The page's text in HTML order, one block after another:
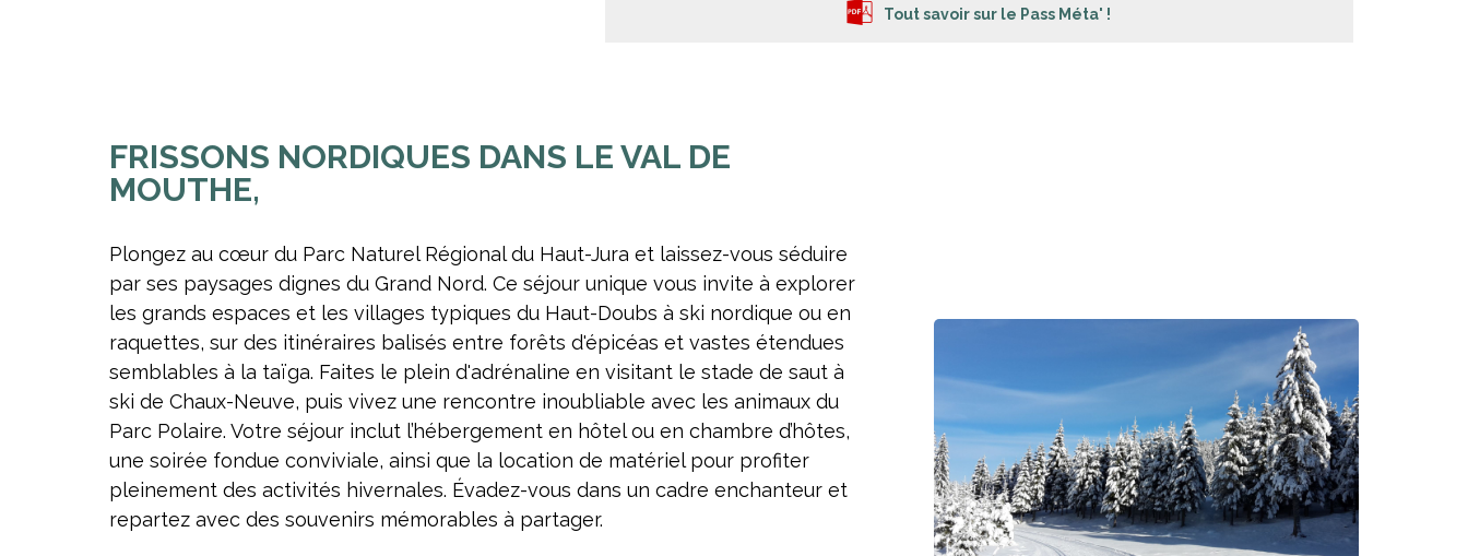
Tout savoir sur le Pass Méta' !
FRISSONS NORDIQUES DANS LE VAL DE
MOUTHE,
Plongez au cœur du Parc Naturel Régional du Haut-Jura et laissez-vous séduire
par ses paysages dignes du Grand Nord. Ce séjour unique vous invite à explorer
les grands espaces et les villages typiques du Haut-Doubs à ski nordique ou en
raquettes, sur des itinéraires balisés entre forêts d'épicéas et vastes étendues
semblables à la taïga. Faites le plein d'adrénaline en visitant le stade de saut à
ski de Chaux-Neuve, puis vivez une rencontre inoubliable avec les animaux du
Parc Polaire. Votre séjour inclut l’hébergement en hôtel ou en chambre d’hôtes,
une soirée fondue conviviale, ainsi que la location de matériel pour profiter
pleinement des activités hivernales. Évadez-vous dans un cadre enchanteur et
repartez avec des souvenirs mémorables à partager.